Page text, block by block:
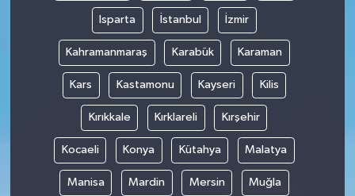
Isparta İstanbul İzmir
Kahramanmaraş Karabük Karaman
Kars Kastamonu Kayseri Kilis
Kırıkkale Kırklareli Kırşehir
Kocaeli Konya Kütahya Malatya
Manisa Mardin Mersin Muğla